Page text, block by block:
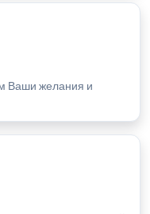
Ваши желания и